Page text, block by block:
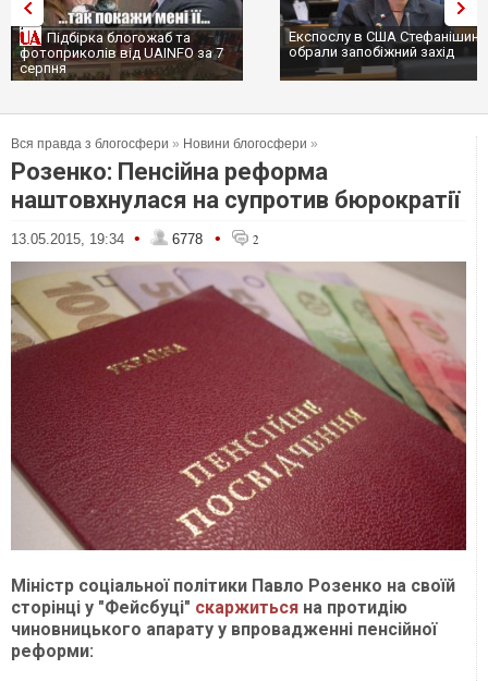
Підбірка блогожаб та
фотоприколів від UAINFO за 7
серпня
Експослу в США
обрали запобіжний захід
Вся правда з блогосфери » Новини блогосфери »
Розенко: Пенсійна реформа
наштовхнулася на супротив бюрократії
13.05.2015, 19:34 • 6778 • 2
Міністр соціальної політики Павло Розенко на своїй
сторінці у "Фейсбуці" скаржиться на протидію
чиновницького апарату у впровадженні пенсійної
реформи: